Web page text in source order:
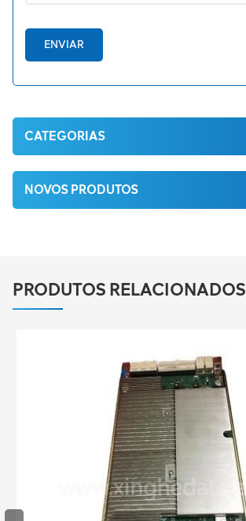
ENVIAR
CATEGORIAS
NOVOS PRODUTOS
PRODUTOS RELACIONADOS